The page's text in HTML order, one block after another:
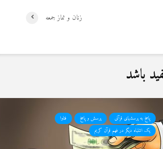
زنان و نماز جمعه
باشد
پاسخ به پرسشهای قرآنی پرسش و پاسخ
فتاوا
یک اشتباه دیگر در فهم قرآن کریم